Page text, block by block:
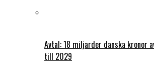
Avtal: 18 miljarder danska kronor
till 2029